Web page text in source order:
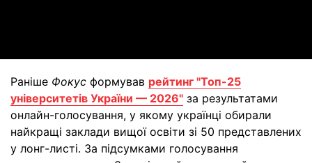
Раніше Фокус формував рейтинг "Топ-25
університетів України — 2026" за результатами
онлайн-голосування, у якому українці обирали
найкращі заклади вищої освіти зі 50 представлених
у лонг-листі. За підсумками голосування